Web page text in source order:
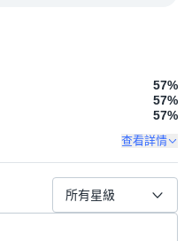
57%
57%
57%
查看詳情
所有星級